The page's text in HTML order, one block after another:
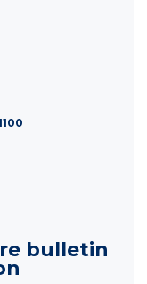
bulletin